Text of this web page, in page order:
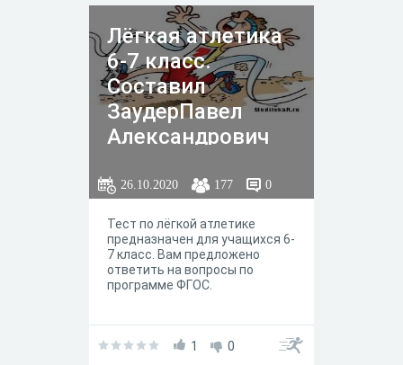
Лёгкая атлетика
6-7 класс.
Составил
ЗаудерПавел
Александрович
26.10.2020 177 0
Тест по лёгкой атлетике
предназначен для учащихся 6-
7 класс. Вам предложено
ответить на вопросы по
программе ФГОС.
1 0